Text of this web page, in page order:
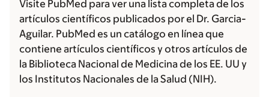
Visite PubMed para ver una lista completa de los
artículos científicos publicados por el Dr. Garcia-
Aguilar. PubMed es un catálogo en línea que
contiene artículos científicos y otros artículos de
la Biblioteca Nacional de Medicina de los EE. UU y
los Institutos Nacionales de la Salud (NIH).